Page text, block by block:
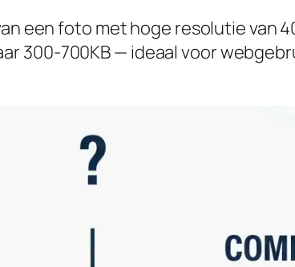
een foto met hoge resolutie van
300-700KB — ideaal voor